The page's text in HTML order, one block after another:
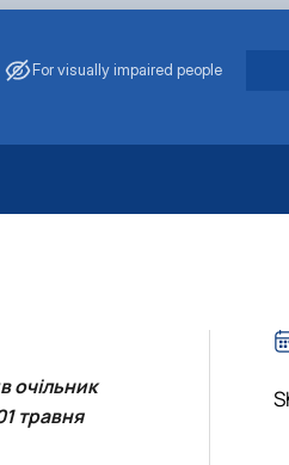
For visually impaired people
Saving
of Eco-Safe and Organic Products
очільник
травня